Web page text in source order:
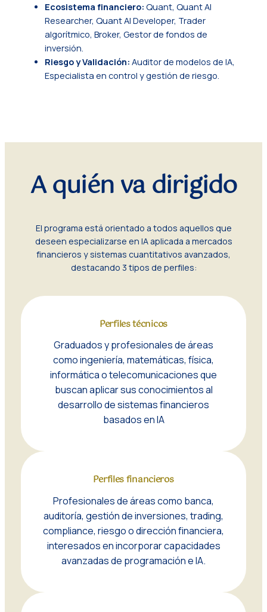
Ecosistema financiero: Quant, Quant AI
Researcher, Quant AI Developer, Trader
algorítmico, Broker, Gestor de fondos de
inversión.
Riesgo y Validación: Auditor de modelos de IA,
Especialista en control y gestión de riesgo.
A quién va dirigido
El programa está orientado a todos aquellos que
deseen especializarse en IA aplicada a mercados
financieros y sistemas cuantitativos avanzados,
destacando 3 tipos de perfiles:
Perfiles técnicos
Graduados y profesionales de áreas
como ingeniería, matemáticas, física,
informática o telecomunicaciones que
buscan aplicar sus conocimientos al
desarrollo de sistemas financieros
basados en IA
Perfiles financieros
Profesionales de áreas como banca,
auditoría, gestión de inversiones, trading,
compliance, riesgo o dirección financiera,
interesados en incorporar capacidades
avanzadas de programación e IA.